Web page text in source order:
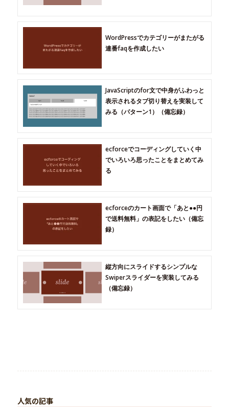
WordPressでカテゴリーがまたがる
連番faqを作成したい
JavaScriptのfor文で中身がふわっと
表示されるタブ切り替えを実装して
みる（パターン1）（備忘録）
ecforceでコーディングしていく中
でいろいろ思ったことをまとめてみ
る
ecforceのカート画面で「あと●●円
で送料無料」の表記をしたい（備忘
録）
縦方向にスライドするシンプルな
Swiperスライダーを実装してみる
（備忘録）
人気の記事